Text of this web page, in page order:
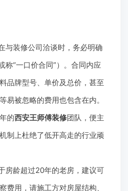
与装修公司洽谈时，务必明确
称“一口价合同”）。合同内应
品牌型号、单价及总价，甚至
易被忽略的费用也包含在内。
的西安王师傅装修团队，便主
制上杜绝了低开高走的行业顽
房龄超过20年的老房，建议可
费用，请施工方对房屋结构、